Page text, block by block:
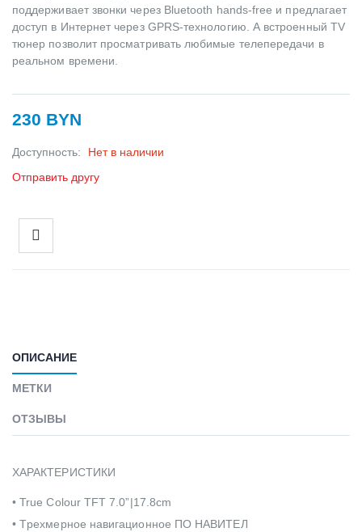
поддерживает звонки через Bluetooth hands-free и предлагает
доступ в Интернет через GPRS-технологию. А встроенный TV
тюнер позволит просматривать любимые телепередачи в
реальном времени.
230 BYN
Доступность:
Нет в наличии
Отправить другу
ОПИСАНИЕ
МЕТКИ
ОТЗЫВЫ
ХАРАКТЕРИСТИКИ
• True Colour TFT 7.0”|17.8cm
• Tрехмерное навигационное ПО НАВИТЕЛ